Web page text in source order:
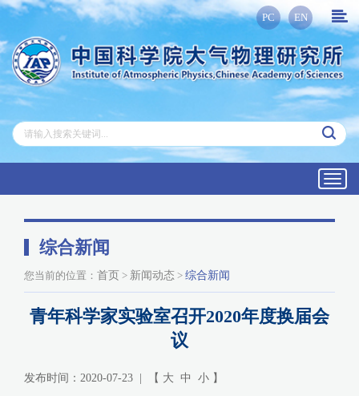
PC EN
综合新闻
您当前的位置： 首页 > 新闻动态 > 综合新闻
青年科学家实验室召开2020年度换届会
议
发布时间：2020-07-23 | 【 大 中 小 】